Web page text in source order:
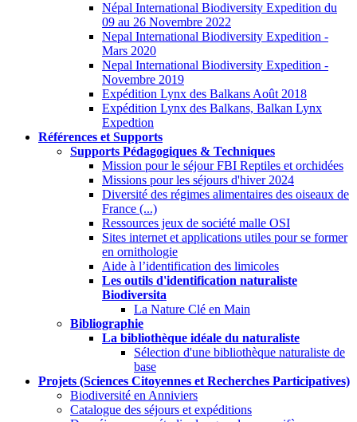
Népal International Biodiversity Expedition du
09 au 26 Novembre 2022
Nepal International Biodiversity Expedition -
Mars 2020
Nepal International Biodiversity Expedition -
Novembre 2019
Expédition Lynx des Balkans Août 2018
Expédition Lynx des Balkans, Balkan Lynx
Expedtion
Références et Supports
Supports Pédagogiques & Techniques
Mission pour le séjour FBI Reptiles et orchidées
Missions pour les séjours d'hiver 2024
Diversité des régimes alimentaires des oiseaux de
France (...)
Ressources jeux de société malle OSI
Sites internet et applications utiles pour se former
en ornithologie
Aide à l’identification des limicoles
Les outils d'identification naturaliste
Biodiversita
La Nature Clé en Main
Bibliographie
La bibliothèque idéale du naturaliste
Sélection d'une bibliothèque naturaliste de
base
Projets (Sciences Citoyennes et Recherches Participatives)
Biodiversité en Anniviers
Catalogue des séjours et expéditions